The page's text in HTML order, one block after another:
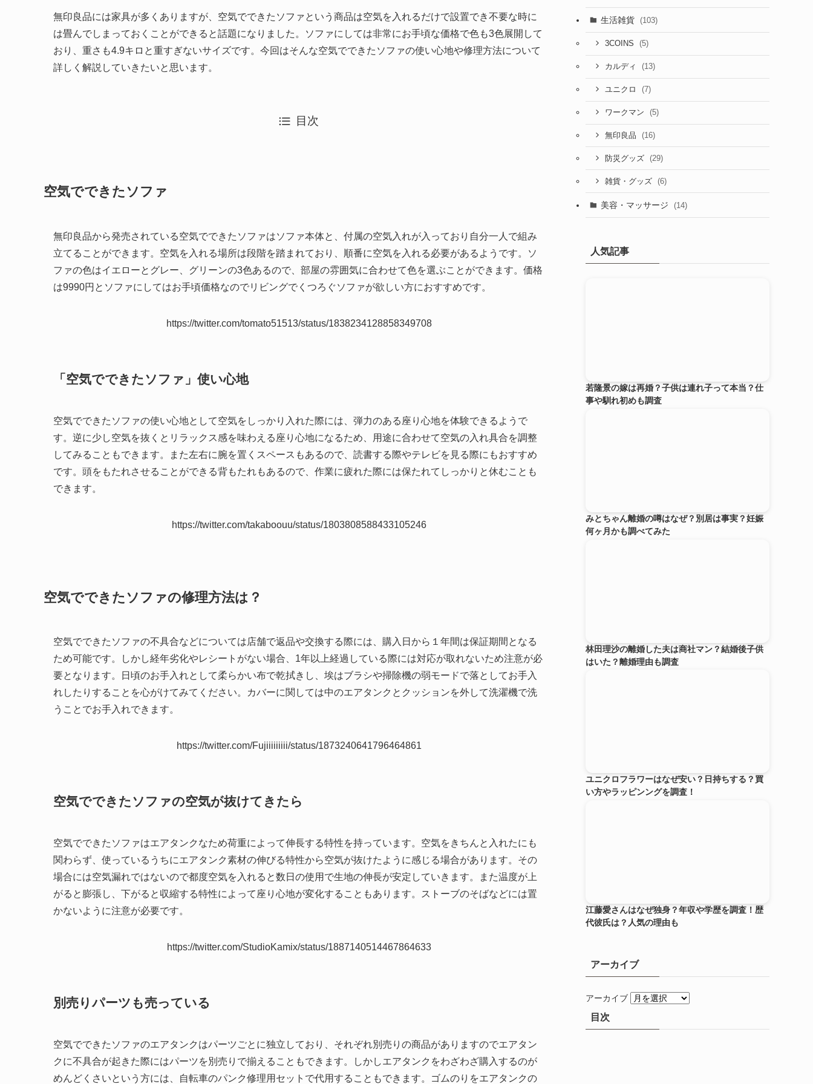
無印良品には家具が多くありますが、空気でできたソファという商品は空気を入れるだけで設置でき不要な時に
は畳んでしまっておくことができると話題になりました。ソファにしては非常にお手頃な価格で色も3色展開して
おり、重さも4.9キロと重すぎないサイズです。今回はそんな空気でできたソファの使い心地や修理方法について
詳しく解説していきたいと思います。
目次
空気でできたソファ
無印良品から発売されている空気でできたソファはソファ本体と、付属の空気入れが入っており自分一人で組み
立てることができます。空気を入れる場所は段階を踏まれており、順番に空気を入れる必要があるようです。ソ
ファの色はイエローとグレー、グリーンの3色あるので、部屋の雰囲気に合わせて色を選ぶことができます。価格
は9990円とソファにしてはお手頃価格なのでリビングでくつろぐソファが欲しい方におすすめです。
https://twitter.com/tomato51513/status/1838234128858349708
「空気でできたソファ」使い心地
空気でできたソファの使い心地として空気をしっかり入れた際には、弾力のある座り心地を体験できるようで
す。逆に少し空気を抜くとリラックス感を味わえる座り心地になるため、用途に合わせて空気の入れ具合を調整
してみることもできます。また左右に腕を置くスペースもあるので、読書する際やテレビを見る際にもおすすめ
です。頭をもたれさせることができる背もたれもあるので、作業に疲れた際には保たれてしっかりと休むことも
できます。
https://twitter.com/takaboouu/status/1803808588433105246
空気でできたソファの修理方法は？
空気でできたソファの不具合などについては店舗で返品や交換する際には、購入日から１年間は保証期間となる
ため可能です。しかし経年劣化やレシートがない場合、1年以上経過している際には対応が取れないため注意が必
要となります。日頃のお手入れとして柔らかい布で乾拭きし、埃はブラシや掃除機の弱モードで落としてお手入
れしたりすることを心がけてみてください。カバーに関しては中のエアタンクとクッションを外して洗濯機で洗
うことでお手入れできます。
https://twitter.com/Fujiiiiiiiii/status/1873240641796464861
空気でできたソファの空気が抜けてきたら
空気でできたソファはエアタンクなため荷重によって伸長する特性を持っています。空気をきちんと入れたにも
関わらず、使っているうちにエアタンク素材の伸びる特性から空気が抜けたように感じる場合があります。その
場合には空気漏れではないので都度空気を入れると数日の使用で生地の伸長が安定していきます。また温度が上
がると膨張し、下がると収縮する特性によって座り心地が変化することもあります。ストーブのそばなどには置
かないように注意が必要です。
https://twitter.com/StudioKamix/status/1887140514467864633
別売りパーツも売っている
空気でできたソファのエアタンクはパーツごとに独立しており、それぞれ別売りの商品がありますのでエアタン
クに不具合が起きた際にはパーツを別売りで揃えることもできます。しかしエアタンクをわざわざ購入するのが
めんどくさいという方には、自転車のパンク修理用セットで代用することもできます。ゴムのりをエアタンクの
生活雑貨 (103)
3COINS (5)
カルディ (13)
ユニクロ (7)
ワークマン (5)
無印良品 (16)
防災グッズ (29)
雑貨・グッズ (6)
美容・マッサージ (14)
人気記事
若隆景の嫁は再婚？子供は連れ子って本当？仕
事や馴れ初めも調査
みとちゃん離婚の噂はなぜ？別居は事実？妊娠
何ヶ月かも調べてみた
林田理沙の離婚した夫は商社マン？結婚後子供
はいた？離婚理由も調査
ユニクロフラワーはなぜ安い？日持ちする？買
い方やラッピンングを調査！
江藤愛さんはなぜ独身？年収や学歴を調査！歴
代彼氏は？人気の理由も
アーカイブ
アーカイブ
目次